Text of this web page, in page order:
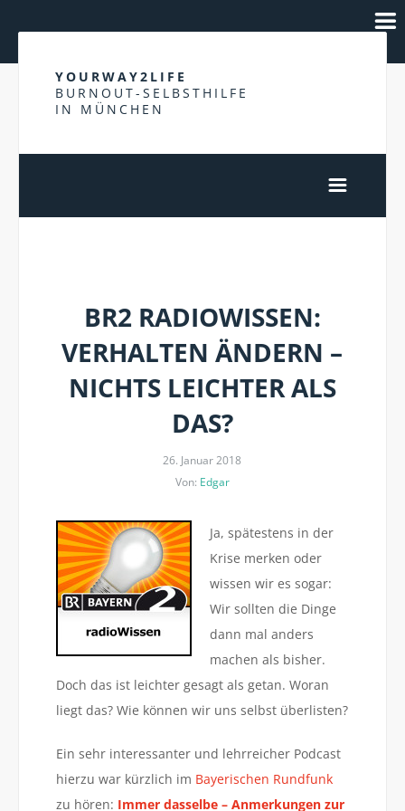
YOURWAY2LIFE
BURNOUT-SELBSTHILFE
IN MÜNCHEN
BR2 RADIOWISSEN:
VERHALTEN ÄNDERN –
NICHTS LEICHTER ALS
DAS?
26. Januar 2018
Von: Edgar
Ja, spätestens in der
Krise merken oder
wissen wir es sogar:
Wir sollten die Dinge
dann mal anders
machen als bisher.
Doch das ist leichter gesagt als getan. Woran
liegt das? Wie können wir uns selbst überlisten?
Ein sehr interessanter und lehrreicher Podcast
hierzu war kürzlich im Bayerischen Rundfunk
zu hören: Immer dasselbe – Anmerkungen zur